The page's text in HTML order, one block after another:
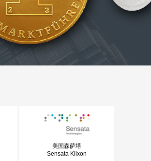
美国森萨塔
Sensata Klixon